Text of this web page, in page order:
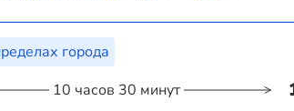
города
10 часов 30 минут